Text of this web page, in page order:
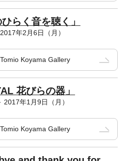
らく音を聴く」
年2月6日（月）
Koyama Gallery
花びらの器」
年1月9日（月）
Koyama Gallery